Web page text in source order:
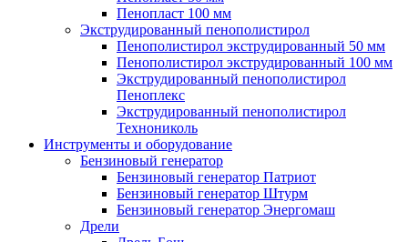
Пенопласт 100 мм
Экструдированный пенополистирол
Пенополистирол экструдированный 50 мм
Пенополистирол экструдированный 100 мм
Экструдированный пенополистирол
Пеноплекс
Экструдированный пенополистирол
Технониколь
Инструменты и оборудование
Бензиновый генератор
Бензиновый генератор Патриот
Бензиновый генератор Штурм
Бензиновый генератор Энергомаш
Дрели